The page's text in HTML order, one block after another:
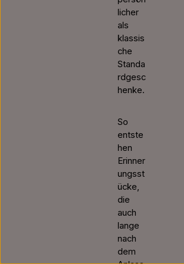
licher
als
klassis
che
Standa
rdgesc
henke.
So
entste
hen
Erinner
ungsst
ücke,
die
auch
lange
nach
dem